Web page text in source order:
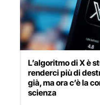
L’algoritmo di X è
renderci più di
già, ma ora c’è la
scienza